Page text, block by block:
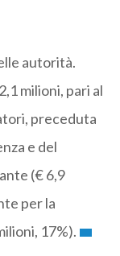
autorità.
milioni, pari al
preceduta
e del
(€ 6,9
per la
17%).